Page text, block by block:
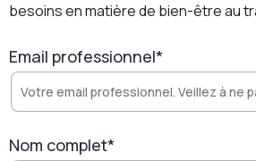
besoins en matière de bien-être au
Email professionnel*
Nom complet*